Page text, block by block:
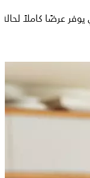
عرضًا كاملاً لحالة